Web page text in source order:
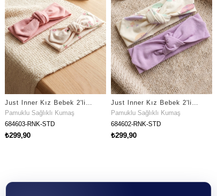
Pamuklu Sağlıklı Kumaş
684603-RNK-STD
₺299,90
Pamuklu Sağlıklı Kumaş
684602-RNK-STD
₺299,90